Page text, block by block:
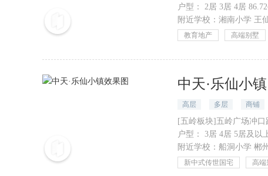
户型： 2居 3居 4居
附近学校： 湘南小学 王
教育地产 高端别墅
中天·乐仙小镇
高层 多层 商铺
[五岭板块]五岭广场冲口
户型： 3居 4居 5居及以
附近学校： 船洞小学 郴
新中式传世国宅 高端